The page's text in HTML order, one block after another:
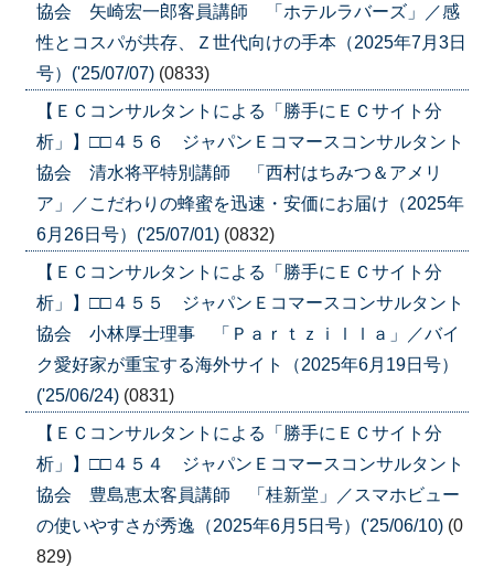
協会 矢崎宏一郎客員講師 「ホテルラバーズ」／感
性とコスパが共存、Ｚ世代向けの手本（2025年7月3日
号）('25/07/07) (0833)
【ＥＣコンサルタントによる「勝手にＥＣサイト分
析」】□□４５６ ジャパンＥコマースコンサルタント
協会 清水将平特別講師 「西村はちみつ＆アメリ
ア」／こだわりの蜂蜜を迅速・安価にお届け（2025年
6月26日号）('25/07/01) (0832)
【ＥＣコンサルタントによる「勝手にＥＣサイト分
析」】□□４５５ ジャパンＥコマースコンサルタント
協会 小林厚士理事 「Ｐａｒｔｚｉｌｌａ」／バイ
ク愛好家が重宝する海外サイト（2025年6月19日号）
('25/06/24) (0831)
【ＥＣコンサルタントによる「勝手にＥＣサイト分
析」】□□４５４ ジャパンＥコマースコンサルタント
協会 豊島恵太客員講師 「桂新堂」／スマホビュー
の使いやすさが秀逸（2025年6月5日号）('25/06/10) (0
829)